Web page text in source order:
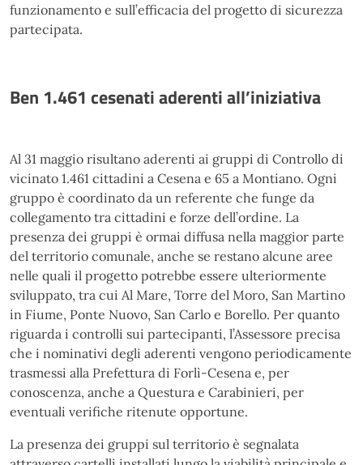
funzionamento e sull’efficacia del progetto di sicurezza
partecipata.
Ben 1.461 cesenati aderenti all’iniziativa
Al 31 maggio risultano aderenti ai gruppi di Controllo di
vicinato 1.461 cittadini a Cesena e 65 a Montiano. Ogni
gruppo è coordinato da un referente che funge da
collegamento tra cittadini e forze dell’ordine. La
presenza dei gruppi è ormai diffusa nella maggior parte
del territorio comunale, anche se restano alcune aree
nelle quali il progetto potrebbe essere ulteriormente
sviluppato, tra cui Al Mare, Torre del Moro, San Martino
in Fiume, Ponte Nuovo, San Carlo e Borello. Per quanto
riguarda i controlli sui partecipanti, l’Assessore precisa
che i nominativi degli aderenti vengono periodicamente
trasmessi alla Prefettura di Forlì-Cesena e, per
conoscenza, anche a Questura e Carabinieri, per
eventuali verifiche ritenute opportune.
La presenza dei gruppi sul territorio è segnalata